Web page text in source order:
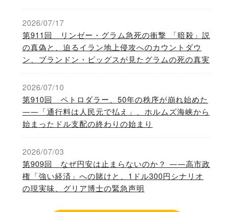
2026/07/17
第911回 リンゼー・グラム急死の衝撃 「暗殺」説
の真偽と、迫るイラン地上侵攻へのカウントダウ
ン、ブランドン・ビッグスが見たグラムの死の真実
2026/07/10
第910回 ペトロダラー、50年の秩序が崩れ始めた
――「通行料は人民元で払え」、ホルムズ海峡から
始まったドル支配の終わりの始まり
2026/07/03
第909回 なぜ円安は止まらないのか？ ――高市政
権「強い経済」への賭けと、1ドル300円シナリオ
の現実味、グリア博士の緊急声明